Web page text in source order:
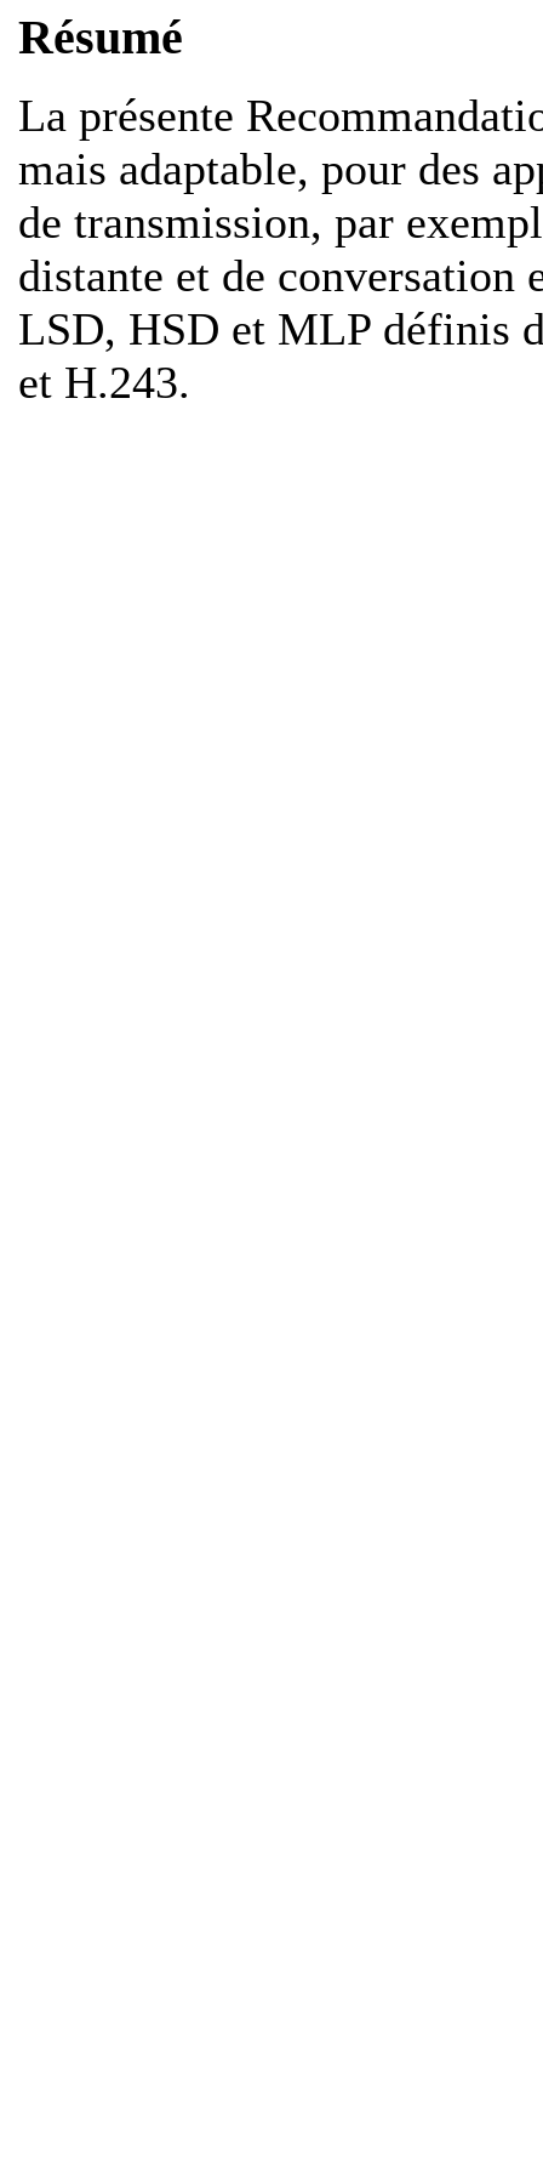
Résumé
La présente
mais adaptable, pour des
de transmission, par
distante et de conversation
LSD, HSD et MLP définis
et H.243.